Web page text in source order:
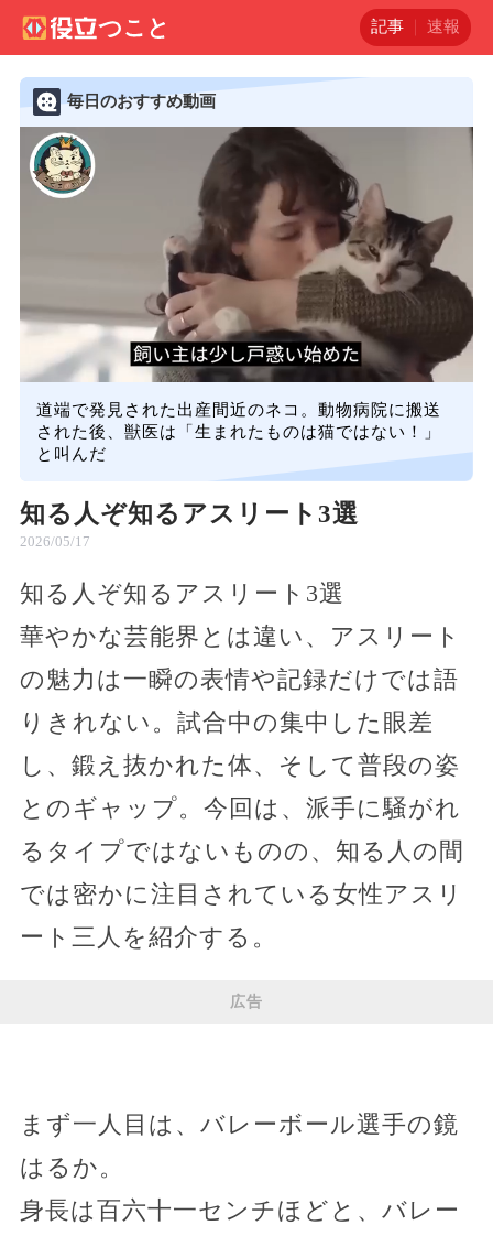
記事 速報
毎日のおすすめ動画
道端で発見された出産間近のネコ。動物病院に搬送
された後、獣医は「生まれたものは猫ではない！」
と叫んだ
知る人ぞ知るアスリート3選
2026/05/17
知る人ぞ知るアスリート3選
華やかな芸能界とは違い、アスリート
の魅力は一瞬の表情や記録だけでは語
りきれない。試合中の集中した眼差
し、鍛え抜かれた体、そして普段の姿
とのギャップ。今回は、派手に騒がれ
るタイプではないものの、知る人の間
では密かに注目されている女性アスリ
ート三人を紹介する。
広告
まず一人目は、バレーボール選手の鏡
はるか。
身長は百六十一センチほどと、バレー